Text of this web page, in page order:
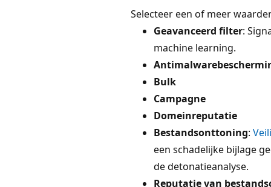
Selecteer een of meer
Geavanceerd filter:
machine learning.
Bulk
Campagne
Domeinreputatie
Bestandsonttoning:
een schadelijke bijlage
de detonatieanalyse.
Reputatie van